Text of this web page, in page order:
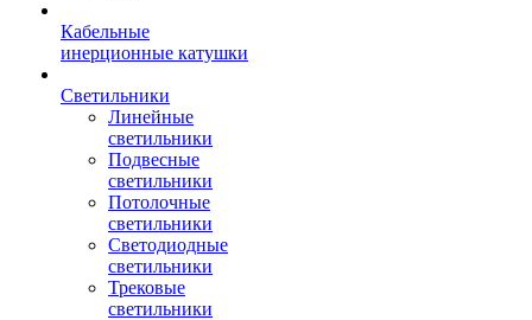
Кабельные
инерционные катушки
Светильники
Линейные
светильники
Подвесные
светильники
Потолочные
светильники
Светодиодные
светильники
Трековые
светильники